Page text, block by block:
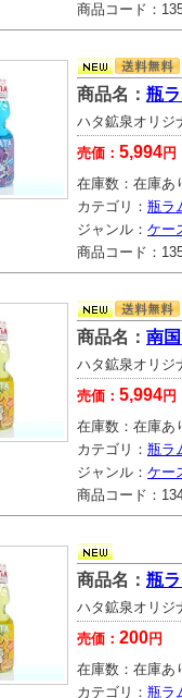
商品コード：
商品名： 瓶
ハタ鉱泉オリ
売価： 5,994円
在庫数： 在庫あ
カテゴリ： 瓶ラ
ジャンル： ケー
商品コード：
商品名： 南
ハタ鉱泉オリ
売価： 5,994円
在庫数： 在庫あ
カテゴリ： 瓶ラ
ジャンル： ケー
商品コード：
商品名： 瓶
ハタ鉱泉オリ
売価： 200円
在庫数： 在庫あ
カテゴリ： 瓶ラ